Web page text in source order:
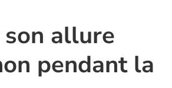
allure
pendant la